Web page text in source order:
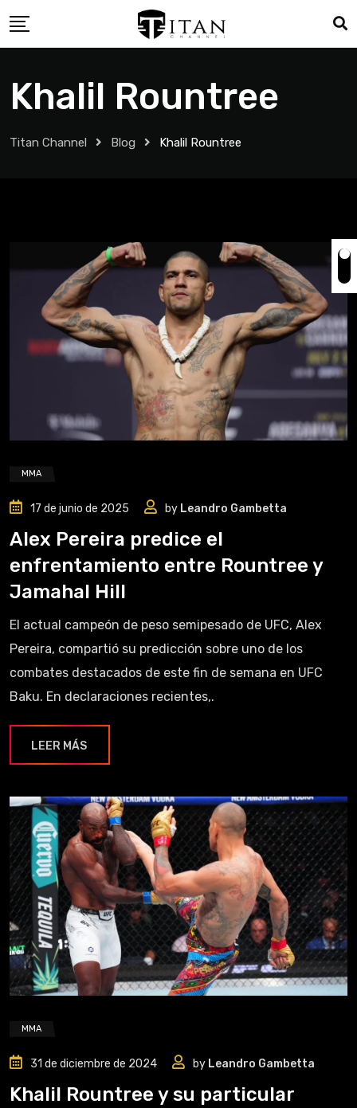
Khalil Rountree
Titan Channel Blog Khalil Rountree
MMA
17 de junio de 2025 by Leandro Gambetta
Alex Pereira predice el
enfrentamiento entre Rountree y
Jamahal Hill
El actual campeón de peso semipesado de UFC, Alex
Pereira, compartió su predicción sobre uno de los
combates destacados de este fin de semana en UFC
Baku. En declaraciones recientes,.
LEER MÁS
MMA
31 de diciembre de 2024 by Leandro Gambetta
Khalil Rountree y su particular